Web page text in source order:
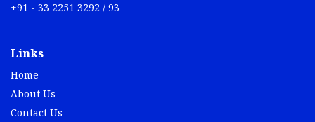
+91 - 33 2251 3292 / 93
Links
Home
About Us
Contact Us